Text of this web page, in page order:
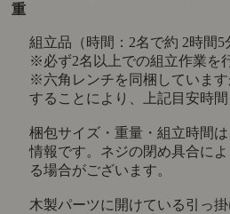
重
組立品（時間：2名で約 2時間5
※必ず2名以上での組立作業を
※六角レンチを同梱していま
することにより、上記目安時間
梱包サイズ・重量・組立時間
情報です。ネジの閉め具合に
る場合がございます。
木製パーツに開けている引っ